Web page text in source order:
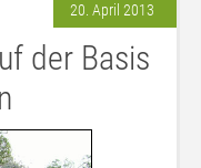
20. April 2013
der Basis